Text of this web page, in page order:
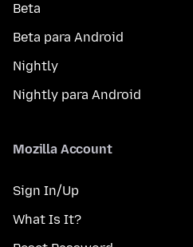
Beta
Beta para Android
Nightly
Nightly para Android
Mozilla Account
Sign In/Up
What Is It?